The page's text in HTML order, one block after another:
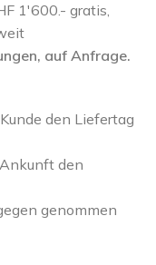
1'600.- gratis,
auf Anfrage.
den Liefertag
den
genommen